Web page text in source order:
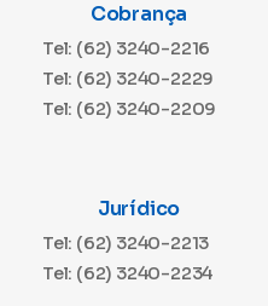
Cobrança
Tel: (62) 3240-2216
Tel: (62) 3240-2229
Tel: (62) 3240-2209
Jurídico
Tel: (62) 3240-2213
Tel: (62) 3240-2234